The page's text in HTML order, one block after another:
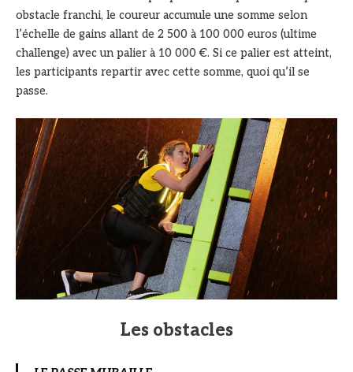
obstacle franchi, le coureur accumule une somme selon
l’échelle de gains allant de 2 500 à 100 000 euros (ultime
challenge) avec un palier à 10 000 €. Si ce palier est atteint,
les participants repartir avec cette somme, quoi qu’il se
passe.
Les obstacles